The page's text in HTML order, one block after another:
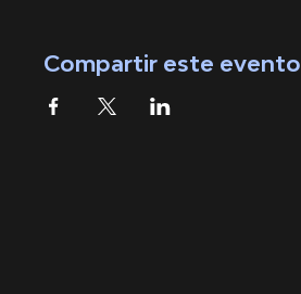
Compartir este evento